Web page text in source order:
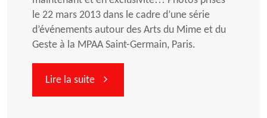
le 22 mars 2013 dans le cadre d’une série
d’événements autour des Arts du Mime et du
Geste à la MPAA Saint-Germain, Paris.
Lire la suite"Photos